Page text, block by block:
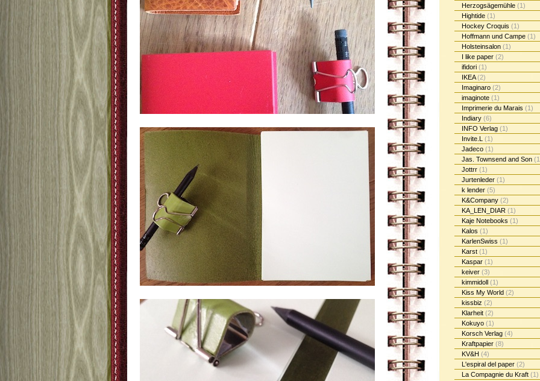
Herzogsägemühle (1)
Hightide (1)
Hockey Croquis (1)
Hoffmann und Campe (1)
Holsteinsalon (1)
I like paper (2)
ifidori (1)
IKEA(2)
Imaginaro (2)
imaginote (1)
Imprimerie du Marais (1)
Indiary (6)
INFO Verlag (1)
Invite.L (1)
Jadeco (1)
Jas. Townsend and Son
Jottrr (1)
Jurtenleder (1)
k lender (5)
K&Company (2)
KA_LEN_DIAR (1)
Kaje Notebooks (1)
Kalos (1)
KarlenSwiss (1)
Karst (1)
Kaspar (1)
keiver (3)
kimmidoll (1)
Kiss My World (2)
kissbiz (2)
Klarheit (2)
Kokuyo (1)
Korsch Verlag (4)
Kraftpapier (8)
KV&H (4)
L'espiral del paper (2)
La Compagnie du Kraft (1)